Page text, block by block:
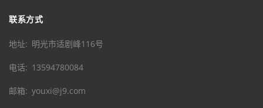
联系方式
地址 明光市适剧峰116号
电话 13594780084
邮箱 youxi@j9.com